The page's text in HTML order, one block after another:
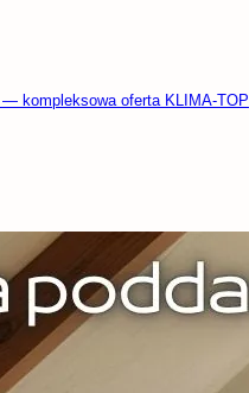
kompleksowa oferta KLIMA-TOP